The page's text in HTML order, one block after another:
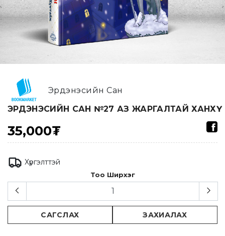
Эрдэнэсийн Сан
ЭРДЭНЭСИЙН САН №27 АЗ ЖАРГАЛТАЙ ХАНХҮҮ
35,000₮
Хүргэлттэй
Тоо Ширхэг
САГСЛАХ ЗАХИАЛАХ